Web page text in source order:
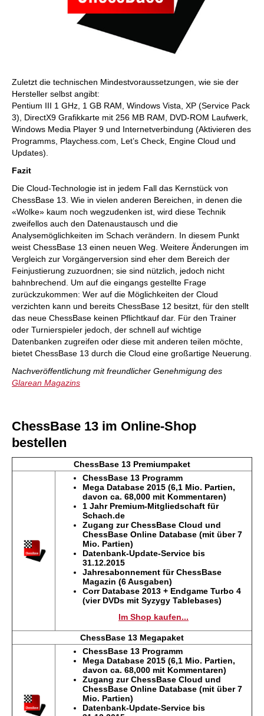
Zuletzt die technischen Mindestvoraussetzungen, wie sie der
Hersteller selbst angibt:
Pentium III 1 GHz, 1 GB RAM, Windows Vista, XP (Service Pack
3), DirectX9 Grafikkarte mit 256 MB RAM, DVD-ROM Laufwerk,
Windows Media Player 9 und Internetverbindung (Aktivieren des
Programms, Playchess.com, Let’s Check, Engine Cloud und
Updates).
Fazit
Die Cloud-Technologie ist in jedem Fall das Kernstück von
ChessBase 13. Wie in vielen anderen Bereichen, in denen die
«Wolke» kaum noch wegzudenken ist, wird diese Technik
zweifellos auch den Datenaustausch und die
Analysemöglichkeiten im Schach verändern. In diesem Punkt
weist ChessBase 13 einen neuen Weg. Weitere Änderungen im
Vergleich zur Vorgängerversion sind eher dem Bereich der
Feinjustierung zuzuordnen; sie sind nützlich, jedoch nicht
bahnbrechend. Um auf die eingangs gestellte Frage
zurückzukommen: Wer auf die Möglichkeiten der Cloud
verzichten kann und bereits ChessBase 12 besitzt, für den stellt
das neue ChessBase keinen Pflichtkauf dar. Für den Trainer
oder Turnierspieler jedoch, der schnell auf wichtige
Datenbanken zugreifen oder diese mit anderen teilen möchte,
bietet ChessBase 13 durch die Cloud eine großartige Neuerung.
Nachveröffentlichung mit freundlicher Genehmigung des
Glarean Magazins
ChessBase 13 im Online-Shop
bestellen
ChessBase 13 Premiumpaket
ChessBase 13 Programm
Mega Database 2015 (6,1 Mio. Partien,
davon ca. 68,000 mit Kommentaren)
1 Jahr Premium-Mitgliedschaft für
Schach.de
Zugang zurChessBase Cloud und
ChessBase Online Database (mit über 7
Mio. Partien)
Datenbank-Update-Service bis
31.12.2015
Jahresabonnement für ChessBase
Magazin (6 Ausgaben)
Corr Database 2013 + Endgame Turbo 4
(vier DVDs mit Syzygy Tablebases)
Im Shop kaufen...
ChessBase 13 Megapaket
ChessBase 13 Programm
Mega Database 2015 (6,1 Mio. Partien,
davon ca. 68,000 mit Kommentaren)
Zugang zurChessBase Cloud und
ChessBase Online Database (mit über 7
Mio. Partien)
Datenbank-Update-Service bis